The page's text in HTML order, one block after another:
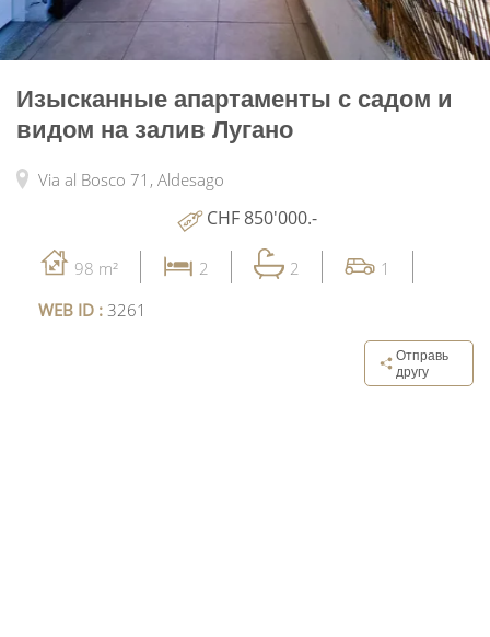
Изысканные апартаменты с садом и
видом на залив Лугано
Via al Bosco 71, Aldesago
CHF 850'000.-
98 m² 2 2
1
WEB ID : 3261
Отправь
другу